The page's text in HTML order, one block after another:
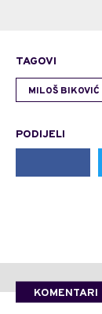
TAGOVI
MILOŠ BIKOVIĆ
PODIJELI
KOMENTARI